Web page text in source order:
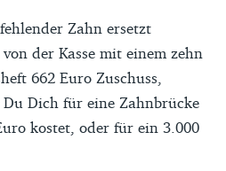
Zahn ersetzt
der Kasse mit einem zehn
662 Euro Zuschuss,
Dich für eine Zahnbrücke
kostet, oder für ein 3.000